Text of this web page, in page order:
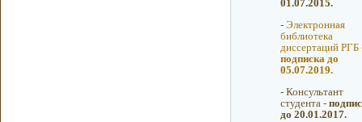
01.07.2015.
- Электронная
библиотека
диссертаций РГБ
подписка до
05.07.2019.
- Консультант
студента -
до 20.01.2017.